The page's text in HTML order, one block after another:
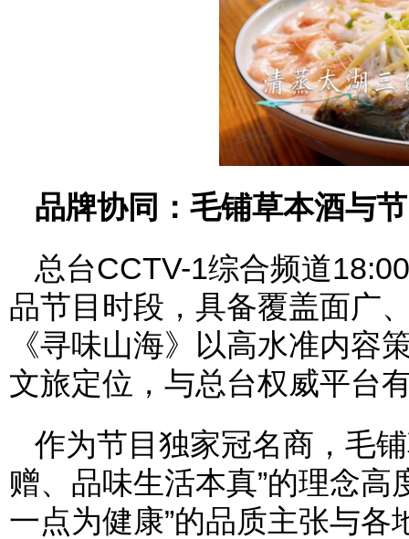
品牌协同：毛铺草本酒与
总台CCTV-1综合频道
品节目时段，具备覆盖面广
《寻味山海》以高水准内容
文旅定位，与总台权威平台
作为节目独家冠名商，毛
赠、品味生活本真”的理念高
一点为健康”的品质主张与